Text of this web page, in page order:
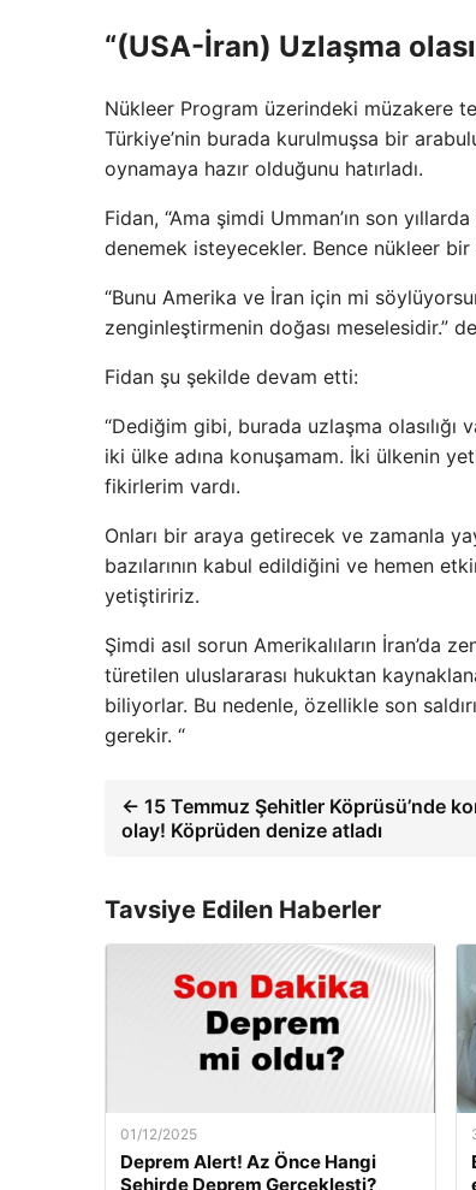
“(USA-İran) Uzlaşma
Nükleer Program üzerindeki müzakere
Türkiye’nin burada kurulmuşsa bir
oynamaya hazır olduğunu hatırladı.
Fidan, “Ama şimdi Umman’ın son
denemek isteyecekler. Bence nükleer
“Bunu Amerika ve İran için mi
zenginleştirmenin doğası meselesidir.”
Fidan şu şekilde devam etti:
“Dediğim gibi, burada uzlaşma olasılığı
iki ülke adına konuşamam. İki ülkenin
fikirlerim vardı.
Onları bir araya getirecek ve zamanla
bazılarının kabul edildiğini ve hemen
yetiştiririz.
Şimdi asıl sorun Amerikalıların İran’da
türetilen uluslararası hukuktan
biliyorlar. Bu nedenle, özellikle son
gerekir. “
← 15 Temmuz Şehitler Köprüsü’nde
olay! Köprüden denize atladı
Tavsiye Edilen Haberler
01/12/2025
Deprem Alert! Az Önce Hangi
Şehirde Deprem Gerçekleşti?